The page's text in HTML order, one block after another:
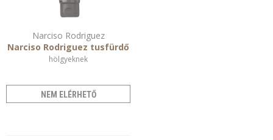
Narciso Rodriguez
Narciso Rodriguez tusfürdő
hölgyeknek
NEM ELÉRHETŐ